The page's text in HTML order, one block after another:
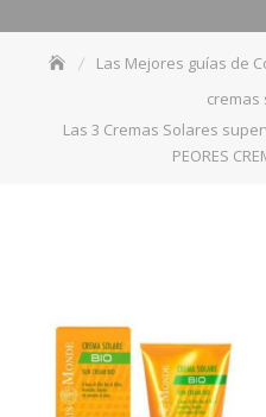
Las Mejores guías de
cremas
Las 3 Cremas Solares
PEORES